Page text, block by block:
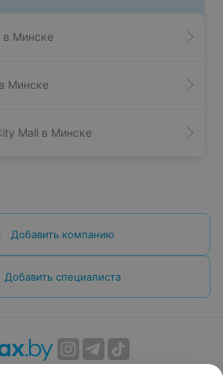
Минске
Минске
Mall в Минске
Добавить компанию
Добавить специалиста